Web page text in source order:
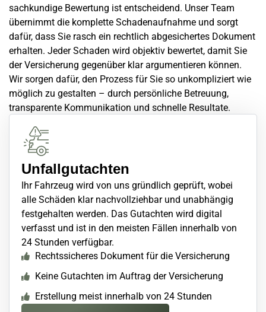
sachkundige Bewertung ist entscheidend. Unser Team
übernimmt die komplette Schadenaufnahme und sorgt
dafür, dass Sie rasch ein rechtlich abgesichertes Dokument
erhalten. Jeder Schaden wird objektiv bewertet, damit Sie
der Versicherung gegenüber klar argumentieren können.
Wir sorgen dafür, den Prozess für Sie so unkompliziert wie
möglich zu gestalten – durch persönliche Betreuung,
transparente Kommunikation und schnelle Resultate.
Unfallgutachten
Ihr Fahrzeug wird von uns gründlich geprüft, wobei
alle Schäden klar nachvollziehbar und unabhängig
festgehalten werden. Das Gutachten wird digital
verfasst und ist in den meisten Fällen innerhalb von
24 Stunden verfügbar.
Rechtssicheres Dokument für die Versicherung
Keine Gutachten im Auftrag der Versicherung
Erstellung meist innerhalb von 24 Stunden